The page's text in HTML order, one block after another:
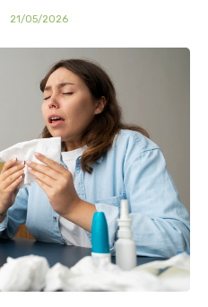
21/05/2026